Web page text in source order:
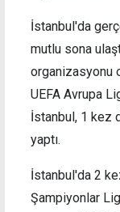
İstanbul'da
mutlu sona
organizasyonu
UEFA Avrupa
İstanbul, 1 kez
yaptı.
İstanbul'da 2
Şampiyonlar